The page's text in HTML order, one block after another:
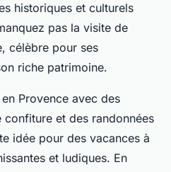
historiques et culturels
pas la visite de
célèbre pour ses
riche patrimoine.
Provence avec des
et des randonnées
idée pour des vacances à
et ludiques. En